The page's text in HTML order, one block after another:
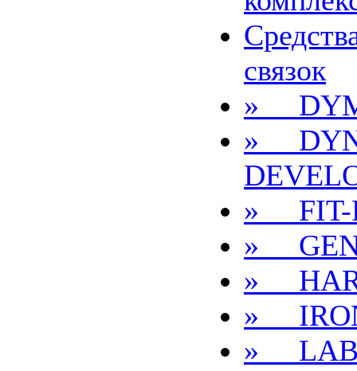
связок
»
»
» FIT-
»
»
»
»